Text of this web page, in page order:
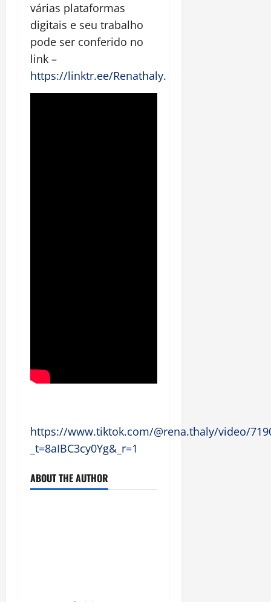
várias plataformas
digitais e seu trabalho
pode ser conferido no
link –
https://linktr.ee/Renathaly.
https://www.tiktok.com/@rena.thaly/video/
_t=8aIBC3cy0Yg&_r=1
ABOUT THE AUTHOR